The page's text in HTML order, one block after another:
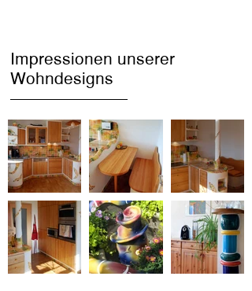
Impressionen unserer
Wohndesigns